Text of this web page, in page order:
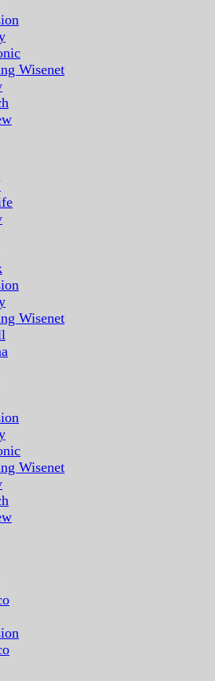
Wisenet
Wisenet
Wisenet